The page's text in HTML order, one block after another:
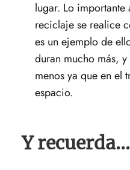
lugar. Lo importante
reciclaje se realice
es un ejemplo de
duran mucho más,
menos ya que en el
espacio.
Y recuerda...